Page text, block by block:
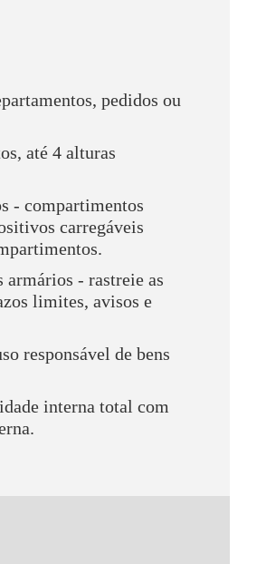
pedidos ou
até 4 alturas
- compartimentos
carregáveis
armários - rastreie as
limites, avisos e
responsável de bens
interna total com